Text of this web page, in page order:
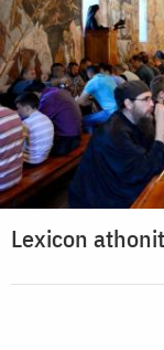
Lexicon